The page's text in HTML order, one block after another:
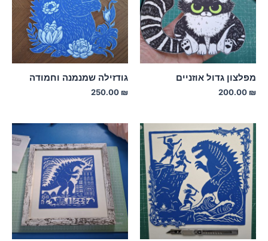
מפלצון גדול אוזניים
200.00 ₪
גודזילה שמנמנה וחמודה
250.00 ₪